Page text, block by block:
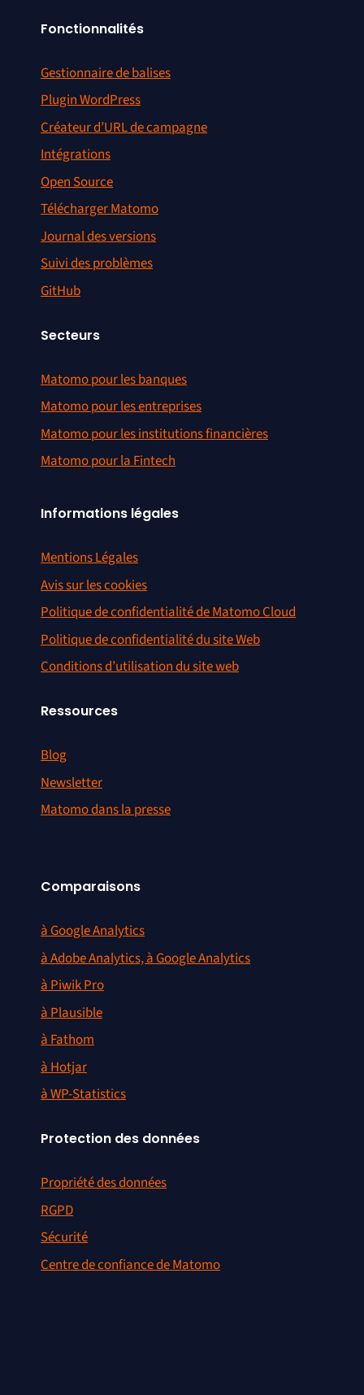
Fonctionnalités
Gestionnaire de balises
Plugin WordPress
Créateur d’URL de campagne
Intégrations
Open Source
Télécharger Matomo
Journal des versions
Suivi des problèmes
GitHub
Secteurs
Matomo pour les banques
Matomo pour les entreprises
Matomo pour les institutions financières
Matomo pour la Fintech
Informations légales
Mentions Légales
Avis sur les cookies
Politique de confidentialité de Matomo Cloud
Politique de confidentialité du site Web
Conditions d’utilisation du site web
Ressources
Blog
Newsletter
Matomo dans la presse
Comparaisons
à Google Analytics
à Adobe Analytics, à Google Analytics
à Piwik Pro
à Plausible
à Fathom
à Hotjar
à WP-Statistics
Protection des données
Propriété des données
RGPD
Sécurité
Centre de confiance de Matomo